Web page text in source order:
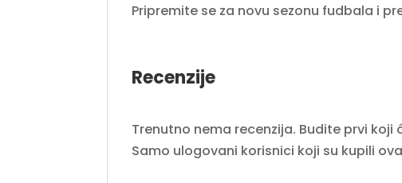
Pripremite se za novu sezonu fudbala i
Recenzije
Trenutno nema recenzija. Budite prvi koji
Samo ulogovani korisnici koji su kupili